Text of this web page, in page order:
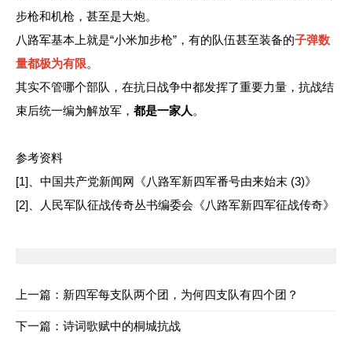
步枪和机枪，甚至是大炮。
八路军基本上就是“小米加步枪”，有的队伍甚至装备的子弹数
量都极为有限。
其实不管哪个部队，在抗日战争中都发挥了重要力量，抗战结
束后统一编为解放军， 都是一家人 。
参考资料
[1]、中国共产党新闻网《八路军新四军番号由来始末 (3)》
[2]、人民军队征战传奇丛书编委会《八路军新四军征战传奇》
上一篇： 新四军每支队两个团，为何四支队有四个团？
下一篇： 诗词歌赋中的桐城抗战